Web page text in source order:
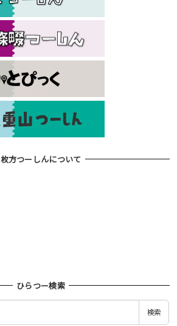
枚方つーしんについて
ひらつー検索
検索